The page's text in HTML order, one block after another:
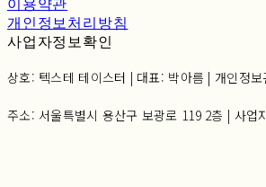
이용약관
개인정보처리방침
사업자정보확인
상호: 텍스테 테이스터 | 대표: 박아름 | 개인정
주소: 서울특별시 용산구 보광로 119 2층 | 사업